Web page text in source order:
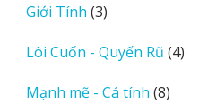
Giới Tính 33
phẩm
Lôi Cuốn - Quyến Rũ 44
Mạnh mẽ - Cá tính 88